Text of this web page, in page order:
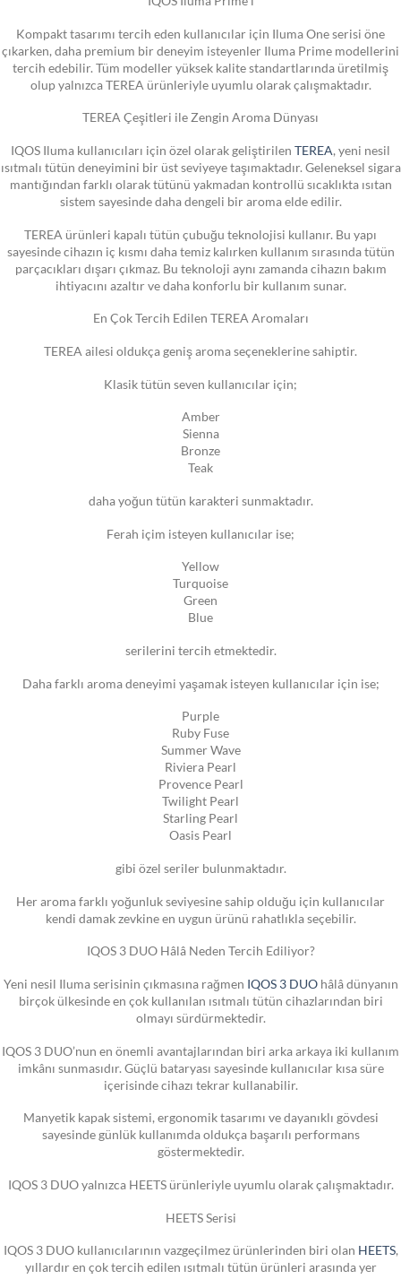
Kompakt tasarımı tercih eden kullanıcılar için Iluma One serisi öne
çıkarken, daha premium bir deneyim isteyenler Iluma Prime modellerini
tercih edebilir. Tüm modeller yüksek kalite standartlarında üretilmiş
olup yalnızca TEREA ürünleriyle uyumlu olarak çalışmaktadır.
TEREA Çeşitleri ile Zengin Aroma Dünyası
IQOS Iluma kullanıcıları için özel olarak geliştirilen TEREA, yeni nesil
ısıtmalı tütün deneyimini bir üst seviyeye taşımaktadır. Geleneksel sigara
mantığından farklı olarak tütünü yakmadan kontrollü sıcaklıkta ısıtan
sistem sayesinde daha dengeli bir aroma elde edilir.
TEREA ürünleri kapalı tütün çubuğu teknolojisi kullanır. Bu yapı
sayesinde cihazın iç kısmı daha temiz kalırken kullanım sırasında tütün
parçacıkları dışarı çıkmaz. Bu teknoloji aynı zamanda cihazın bakım
ihtiyacını azaltır ve daha konforlu bir kullanım sunar.
En Çok Tercih Edilen TEREA Aromaları
TEREA ailesi oldukça geniş aroma seçeneklerine sahiptir.
Klasik tütün seven kullanıcılar için;
Amber
Sienna
Bronze
Teak
daha yoğun tütün karakteri sunmaktadır.
Ferah içim isteyen kullanıcılar ise;
Yellow
Turquoise
Green
Blue
serilerini tercih etmektedir.
Daha farklı aroma deneyimi yaşamak isteyen kullanıcılar için ise;
Purple
Ruby Fuse
Summer Wave
Riviera Pearl
Provence Pearl
Twilight Pearl
Starling Pearl
Oasis Pearl
gibi özel seriler bulunmaktadır.
Her aroma farklı yoğunluk seviyesine sahip olduğu için kullanıcılar
kendi damak zevkine en uygun ürünü rahatlıkla seçebilir.
IQOS 3 DUO Hâlâ Neden Tercih Ediliyor?
Yeni nesil Iluma serisinin çıkmasına rağmen IQOS 3 DUOhâlâ dünyanın
birçok ülkesinde en çok kullanılan ısıtmalı tütün cihazlarından biri
olmayı sürdürmektedir.
IQOS 3 DUO’nun en önemli avantajlarından biri arka arkaya iki kullanım
imkânı sunmasıdır. Güçlü bataryası sayesinde kullanıcılar kısa süre
içerisinde cihazı tekrar kullanabilir.
Manyetik kapak sistemi, ergonomik tasarımı ve dayanıklı gövdesi
sayesinde günlük kullanımda oldukça başarılı performans
göstermektedir.
IQOS 3 DUO yalnızca HEETS ürünleriyle uyumlu olarak çalışmaktadır.
HEETS Serisi
IQOS 3 DUO kullanıcılarının vazgeçilmez ürünlerinden biri olan HEETS,
yıllardır en çok tercih edilen ısıtmalı tütün ürünleri arasında yer